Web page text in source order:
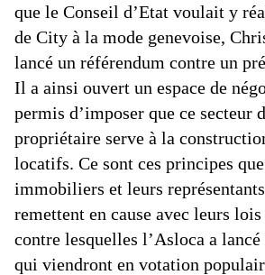
que le Conseil d’Etat voulait y
de City à la mode genevoise,
lancé un référendum contre un
Il a ainsi ouvert un espace de
permis d’imposer que ce secteur
propriétaire serve à la
locatifs. Ce sont ces principes
immobiliers et leurs
remettent en cause avec leurs
contre lesquelles l’Asloca a
qui viendront en votation